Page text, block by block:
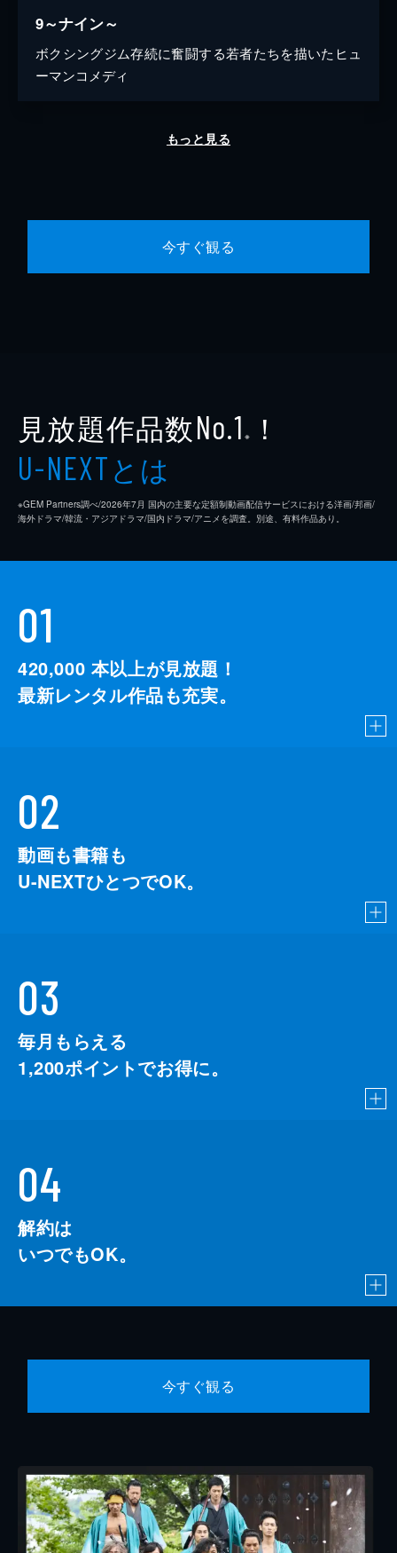
9～ナイン～
ボクシングジム存続に奮闘する若者たちを描いたヒュ
ーマンコメディ
もっと見る
今すぐ観る
見放題作品数No.1 ※ ！
U-NEXTとは
※GEM Partners調べ/2026年7⽉ 国内の主要な定額制動画配信サービスにおける洋画/邦画/
海外ドラマ/韓流・アジアドラマ/国内ドラマ/アニメを調査。別途、有料作品あり。
01
420,000 本以上が見放題！
最新レンタル作品も充実。
02
動画も書籍も
U-NEXTひとつでOK。
03
毎月もらえる
1,200ポイントでお得に。
04
解約は
いつでもOK。
今すぐ観る